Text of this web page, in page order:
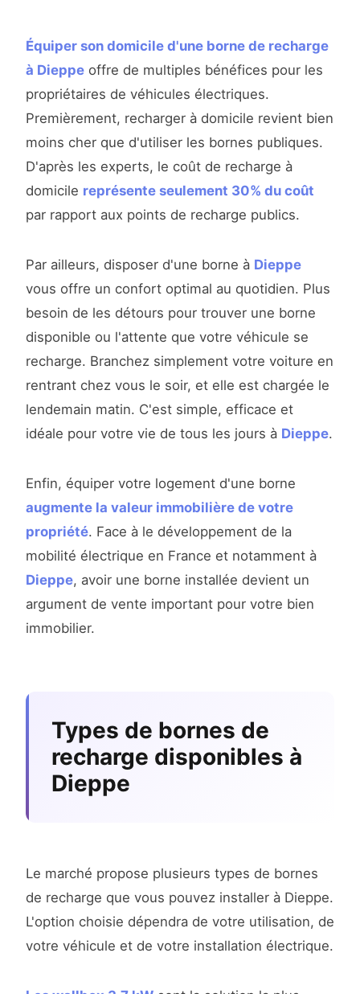
Équiper son domicile d'une borne de recharge
à Dieppe offre de multiples bénéfices pour les
propriétaires de véhicules électriques.
Premièrement, recharger à domicile revient bien
moins cher que d'utiliser les bornes publiques.
D'après les experts, le coût de recharge à
domicile représente seulement 30% du coût
par rapport aux points de recharge publics.
Par ailleurs, disposer d'une borne à Dieppe
vous offre un confort optimal au quotidien. Plus
besoin de les détours pour trouver une borne
disponible ou l'attente que votre véhicule se
recharge. Branchez simplement votre voiture en
rentrant chez vous le soir, et elle est chargée le
lendemain matin. C'est simple, efficace et
idéale pour votre vie de tous les jours à Dieppe.
Enfin, équiper votre logement d'une borne
augmente la valeur immobilière de votre
propriété. Face à le développement de la
mobilité électrique en France et notamment à
Dieppe, avoir une borne installée devient un
argument de vente important pour votre bien
immobilier.
Types de bornes de
recharge disponibles à
Dieppe
Le marché propose plusieurs types de bornes
de recharge que vous pouvez installer à Dieppe.
L'option choisie dépendra de votre utilisation, de
votre véhicule et de votre installation électrique.